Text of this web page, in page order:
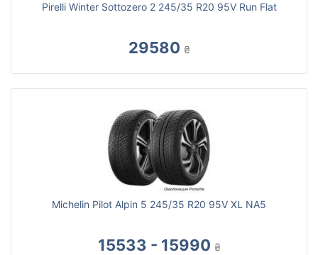
Pirelli Winter Sottozero 2 245/35 R20 95V Run Flat
29580 ₴
Michelin Pilot Alpin 5 245/35 R20 95V XL NA5
15533 - 15990 ₴